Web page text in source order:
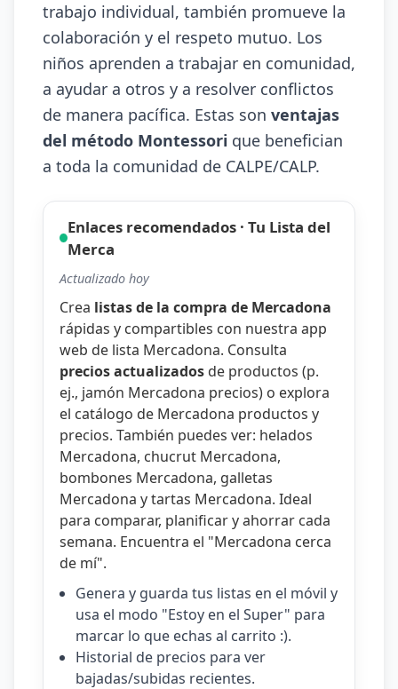
trabajo individual, también promueve la
colaboración y el respeto mutuo. Los
niños aprenden a trabajar en comunidad,
a ayudar a otros y a resolver conflictos
de manera pacífica. Estas son ventajas
del método Montessori que benefician
a toda la comunidad de CALPE/CALP.
Enlaces recomendados · Tu Lista del
Merca
Actualizado hoy
Crea listas de la compra de Mercadona
rápidas y compartibles con nuestra app
web de lista Mercadona. Consulta
precios actualizados de productos (p.
ej., jamón Mercadona precios) o explora
el catálogo de Mercadona productos y
precios. También puedes ver: helados
Mercadona, chucrut Mercadona,
bombones Mercadona, galletas
Mercadona ytartas Mercadona. Ideal
para comparar, planificar y ahorrar cada
semana. Encuentra el "Mercadona cerca
de mí".
Genera y guarda tus listas en el móvil y
usa el modo "Estoy en el Super" para
marcar lo que echas al carrito :).
Historial de precios para ver
bajadas/subidas recientes.